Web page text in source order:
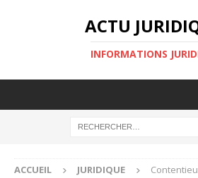
ACTU
INFORMATIONS
ACCUEIL JURIDIQUE